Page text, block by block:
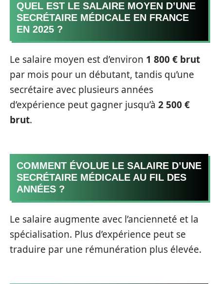
QUEL EST LE SALAIRE MOYEN D’UNE
SECRÉTAIRE MÉDICALE EN FRANCE
EN 2025 ?
Le salaire moyen est d’environ 1 800 € brut
par mois pour un débutant, tandis qu’une
secrétaire avec plusieurs années
d’expérience peut gagner jusqu’à 2 500 €
brut.
COMMENT ÉVOLUE LE SALAIRE D’UNE
SECRÉTAIRE MÉDICALE AU FIL DES
ANNÉES ?
Le salaire augmente avec l’ancienneté et la
spécialisation. Plus d’expérience peut se
traduire par une rémunération plus élevée.